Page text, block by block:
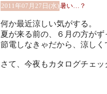
2011年07月27日(水)暑い…？
何か最近涼しい気がする。
夏が来る前の、６月の方が
節電しなきゃだから、涼し
さて、今夜もカタログチェ